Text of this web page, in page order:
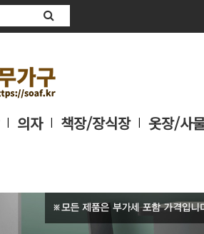
| 의자 | 책장/장식장 | 옷장/사